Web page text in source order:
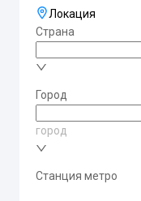
Локация
Страна
Город
город
Станция метро